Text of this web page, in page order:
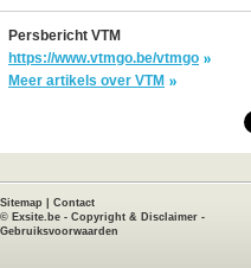
Persbericht VTM
https://www.vtmgo.be/vtmgo
Meer artikels over VTM
Sitemap
Contact
© Exsite.be - Copyright & Disclaimer -
Gebruiksvoorwaarden